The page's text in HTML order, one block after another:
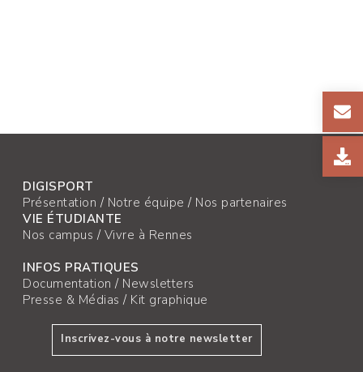
DIGISPORT
Présentation / Notre équipe / Nos partenaires
VIE ÉTUDIANTE
Nos campus / Vivre à Rennes
INFOS PRATIQUES
Documentation / Newsletters
Presse & Médias / Kit graphique
Inscrivez-vous à notre newsletter